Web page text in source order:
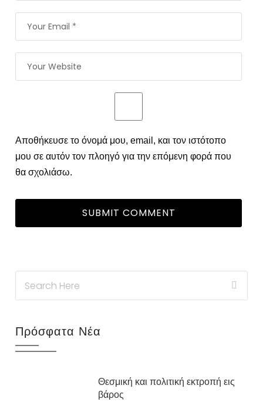
Αποθήκευσε το όνομά μου, email, και τον ιστότοπο
μου σε αυτόν τον πλοηγό για την επόμενη φορά που
θα σχολιάσω.
Πρόσφατα Νέα
Θεσμική και πολιτική εκτροπή εις
βάρος